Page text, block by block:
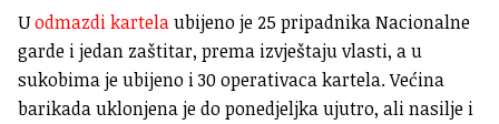
Uodmazdi kartelaubijeno je 25 pripadnika Nacionalne
garde i jedan zaštitar, prema izvještaju vlasti, a u
sukobima je ubijeno i30 operativaca kartela.Većina
barikada uklonjena je do ponedjeljka ujutro, ali nasilje i